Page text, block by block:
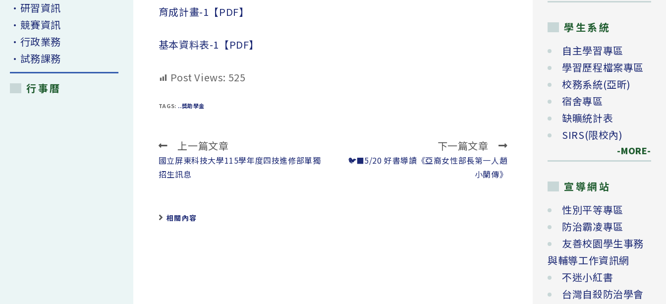
育成計畫-1【PDF】
基本資料表-1【PDF】
Post Views: 525
TAGS: ..獎助學金
Read
more
articles
上一篇文章
國立屏東科技大學115學年度四技進修部單獨
招生訊息
下一篇文章
🐦‍⬛5/20 好書導讀《亞裔女性部長第一人趙
小蘭傳》
相關內容
•研習資訊
•競賽資訊
•行政業務
•試務課務
行事曆
學生系統
自主學習專區
學習歷程檔案專區
校務系統(亞昕)
宿舍專區
缺曠統計表
SIRS(限校內)
-MORE-
宣導網站
性別平等專區
防治霸凌專區
友善校園學生事務
與輔導工作資訊網
不迷小紅書
台灣自殺防治學會